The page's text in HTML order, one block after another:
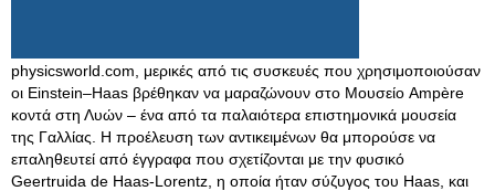
physicsworld.com, μερικές από τις συσκευές που χρησιμοποιούσαν
οι Einstein–Haas βρέθηκαν να μαραζώνουν στο Μουσείο Ampère
κοντά στη Λυών – ένα από τα παλαιότερα επιστημονικά μουσεία
της Γαλλίας. Η προέλευση των αντικειμένων θα μπορούσε να
επαληθευτεί από έγγραφα που σχετίζονται με την φυσικό
Geertruida de Haas-Lorentz, η οποία ήταν σύζυγος του Haas, και